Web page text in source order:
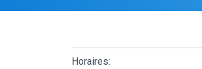
Horaires: